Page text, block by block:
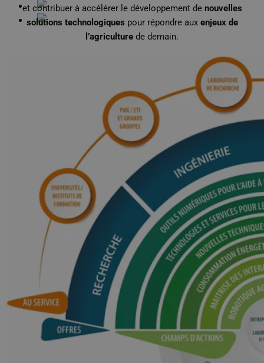
et contribuer à accélérer le développement de nouvelles
solutions technologiques pour répondre aux enjeux de
l’agriculture de demain.